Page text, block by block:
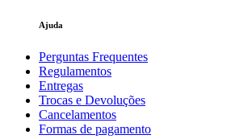
Ajuda
Perguntas Frequentes
Regulamentos
Entregas
Trocas e Devoluções
Cancelamentos
Formas de pagamento